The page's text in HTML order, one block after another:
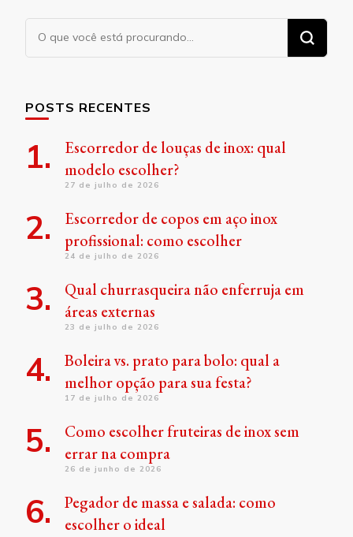
Procurando
algo?
POSTS RECENTES
Escorredor de louças de inox: qual
modelo escolher?
27 de julho de 2026
Escorredor de copos em aço inox
profissional: como escolher
24 de julho de 2026
Qual churrasqueira não enferruja em
áreas externas
23 de julho de 2026
Boleira vs. prato para bolo: qual a
melhor opção para sua festa?
17 de julho de 2026
Como escolher fruteiras de inox sem
errar na compra
26 de junho de 2026
Pegador de massa e salada: como
escolher o ideal